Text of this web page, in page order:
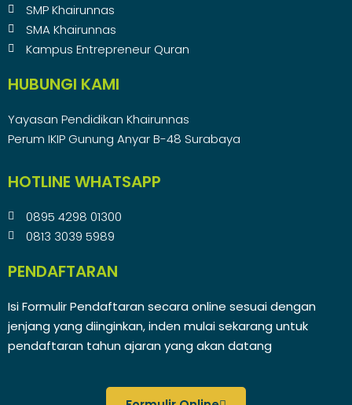
SMP Khairunnas
SMA Khairunnas
Kampus Entrepreneur Quran
HUBUNGI KAMI
Yayasan Pendidikan Khairunnas
Perum IKIP Gunung Anyar B-48 Surabaya
HOTLINE WHATSAPP
0895 4298 01300
0813 3039 5989
PENDAFTARAN
Isi Formulir Pendaftaran secara online sesuai dengan
jenjang yang diinginkan, inden mulai sekarang untuk
pendaftaran tahun ajaran yang akan datang